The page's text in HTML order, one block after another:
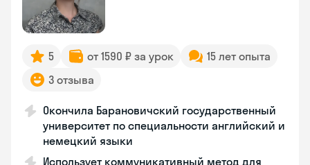
5 от 1590 ₽ за урок
15 лет опыта
3 отзыва
Окончила Барановичский государственный
университет по специальности английский и
немецкий языки
Использует коммуникативный метод для